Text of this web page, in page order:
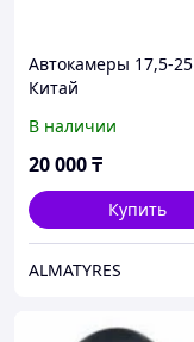
Автокамеры 17,5-25
Китай
В наличии
20 000₸
Купить
ALMATYRES